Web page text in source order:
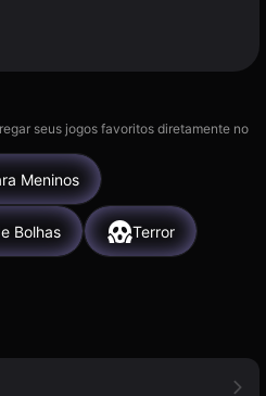
seus jogos favoritos diretamente no
Meninos
Bolhas Terror